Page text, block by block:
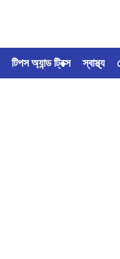
টিপস অ্যান্ড ট্রিক্স স্বাস্থ্য